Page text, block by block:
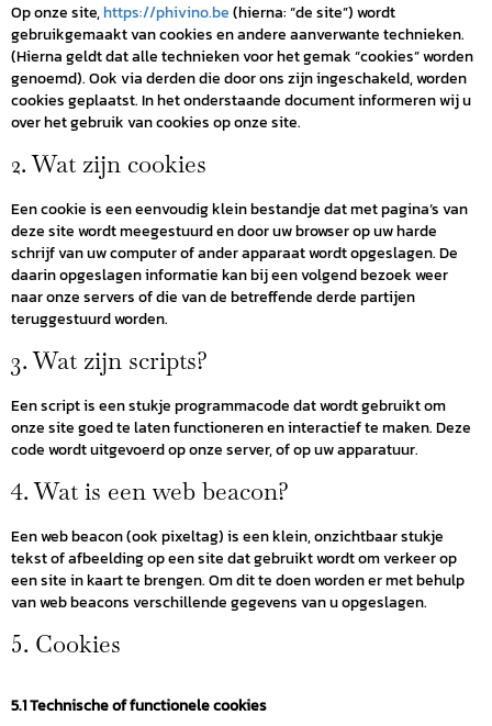
Op onze site,https://phivino.be(hierna: “de site”) wordt
gebruikgemaakt van cookies en andere aanverwante technieken.
(Hierna geldt dat alle technieken voor het gemak “cookies” worden
genoemd). Ook via derden die door ons zijn ingeschakeld, worden
cookies geplaatst. In het onderstaande document informeren wij u
over het gebruik van cookies op onze site.
2. Wat zijn cookies
Een cookie is een eenvoudig klein bestandje dat met pagina’s van
deze site wordt meegestuurd en door uw browser op uw harde
schrijf van uw computer of ander apparaat wordt opgeslagen. De
daarin opgeslagen informatie kan bij een volgend bezoek weer
naar onze servers of die van de betreffende derde partijen
teruggestuurd worden.
3. Wat zijn scripts?
Een script is een stukje programmacode dat wordt gebruikt om
onze site goed te laten functioneren en interactief te maken. Deze
code wordt uitgevoerd op onze server, of op uw apparatuur.
4. Wat is een web beacon?
Een web beacon (ook pixeltag) is een klein, onzichtbaar stukje
tekst of afbeelding op een site dat gebruikt wordt om verkeer op
een site in kaart te brengen. Om dit te doen worden er met behulp
van web beacons verschillende gegevens van u opgeslagen.
5. Cookies
5.1 Technische of functionele cookies